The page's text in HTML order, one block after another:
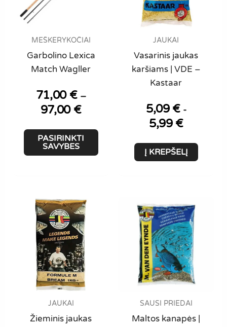
MEŠKERYKOČIAI
Garbolino Lexica
Match Wagller
71,00 € –
97,00 €Price
71,00 €
through
97,00 €
PASIRINKTI
SAVYBES
This
JAUKAI
Vasarinis jaukas
karšiams | VDE –
Kastaar
5,09 € -
5,99 €
Į KREPŠELĮ
JAUKAI
Žieminis jaukas
SAUSI PRIEDAI
Maltos kanapės |